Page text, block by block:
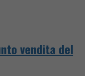
vendita del